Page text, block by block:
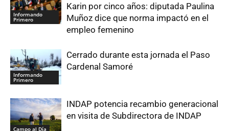
Informando
Primero
Karin por cinco años: diputada Paulina
Muñoz dice que norma impactó en el
empleo femenino
Informando
Primero
Cerrado durante esta jornada el Paso
Cardenal Samoré
Campo al Día
INDAP potencia recambio generacional
en visita de Subdirectora de INDAP